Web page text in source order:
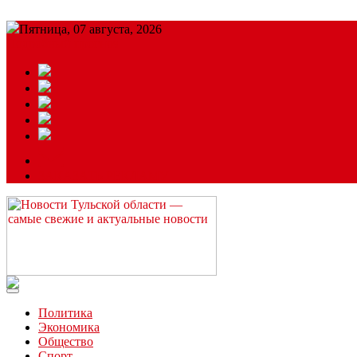
Пятница, 07 августа, 2026
Читайте последние новости дня в Тульской области на сайте
Политика
Экономика
Общество